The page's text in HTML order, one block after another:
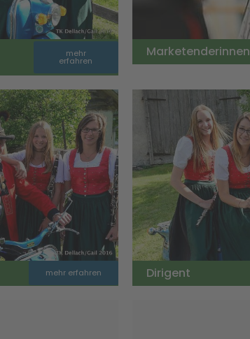
mehr
erfahren
Marketenderinnen
mehr erfahren Dirigent